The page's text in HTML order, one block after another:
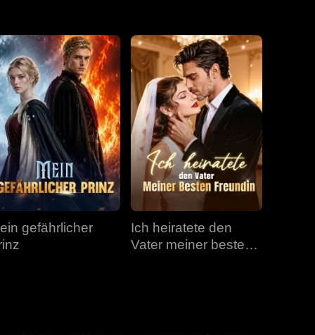
Folge 34 Folge 35 Folge 36
Folge 37 Folge 38
Folge 40
gefährlicher
Ich heiratete den
Vater meiner besten